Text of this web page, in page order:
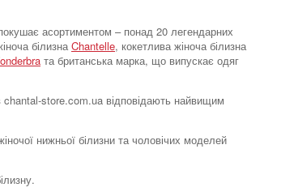
асортиментом – понад 20 легендарних
білизнаChantelle, кокетлива жіноча білизна
та британська марка, що випускає одяг
chantal-store.com.ua відповідають найвищим
нижньої білизни та чоловічих моделей